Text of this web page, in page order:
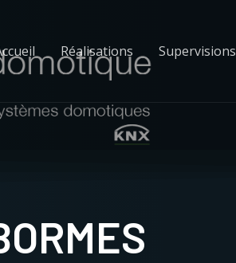
Réalisations Supervisions